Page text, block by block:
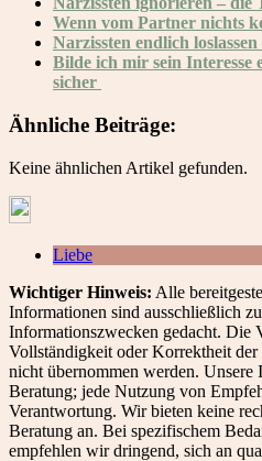
Wenn vom Partner nichts
Narzissten endlich
Bilde ich mir sein Interesse
sicher
Ähnliche Beiträge:
Keine ähnlichen Artikel gefunden.
Liebe
Wichtiger Hinweis: Alle
Informationen sind ausschließlich
Informationszwecken gedacht. Die
Vollständigkeit oder Korrektheit
nicht übernommen werden. Unsere
Beratung; jede Nutzung von
Verantwortung. Wir bieten keine
Beratung an. Bei spezifischem
empfehlen wir dringend, sich an